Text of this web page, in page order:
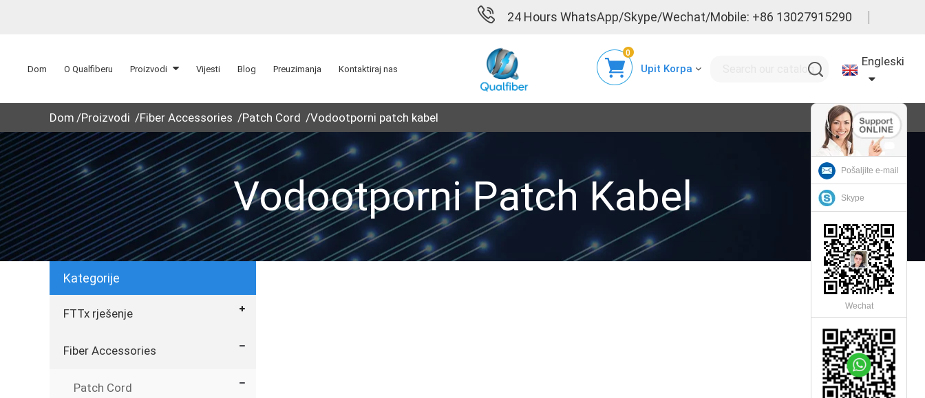
24 Hours WhatsApp/Skype/Wechat/Mobile: +86 13027915290
Dom O Qualfiberu Proizvodi Vijesti Blog Preuzimanja Kontaktiraj nas Upit Korpa
0
Engleski
Dom Proizvodi Fiber Accessories Patch Cord Vodootporni patch kabel
Vodootporni Patch Kabel
Kategorije
FTTx rješenje
Fiber Accessories
Patch Cord
Pošaljite e-mail
Skype
Wechat